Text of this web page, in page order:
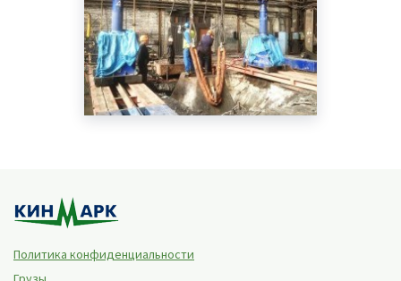
Политика конфиденциальности